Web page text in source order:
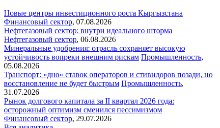
Новые центры инвестиционного роста Кыргызстана
Финансовый сектор, 07.08.2026
Нефтегазовый сектор: внутри идеального шторма
Нефтегазовый сектор, 06.08.2026
Минеральные удобрения: отрасль сохраняет высокую
устойчивость вопреки внешним рискам Промышленность,
05.08.2026
Транспорт: «дно» ставок операторов и стивидоров позади, но
восстановление не будет быстрым Промышленность,
31.07.2026
Рынок долгового капитала за II квартал 2026 года:
осторожный оптимизм сменился пессимизмом
Финансовый сектор, 29.07.2026